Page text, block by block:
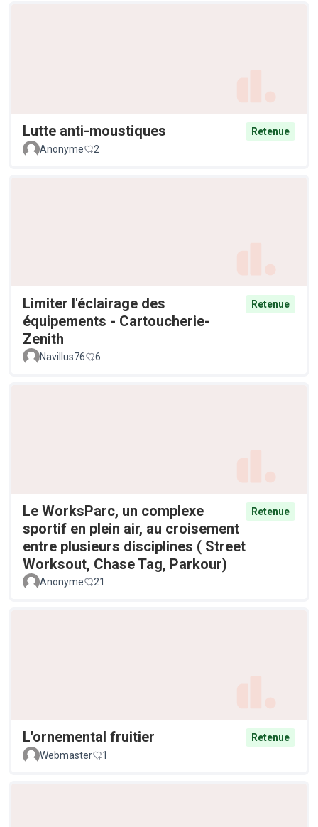
Lutte anti-moustiques
Retenue
Anonyme
2
Limiter l'éclairage des
équipements - Cartoucherie-
Zenith
Retenue
Navillus76 6
Le WorksParc, un complexe
sportif en plein air, au croisement
entre plusieurs disciplines ( Street
Worksout, Chase Tag, Parkour)
Retenue
Anonyme 21
L'ornemental fruitier
Retenue
Webmaster
1